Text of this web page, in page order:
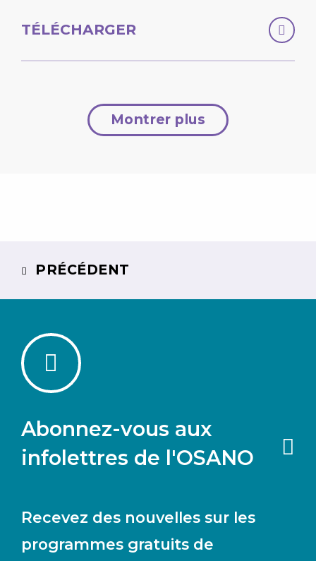
TÉLÉCHARGER
Montrer plus
PRÉCÉDENT
Abonnez-vous aux
infolettres de l'OSANO
Recevez des nouvelles sur les
programmes gratuits de